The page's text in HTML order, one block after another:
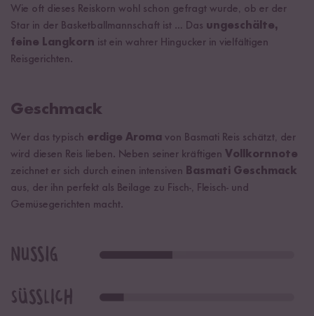
Wie oft dieses Reiskorn wohl schon gefragt wurde, ob er der
Star in der Basketballmannschaft ist … Das ungeschälte,
feine Langkorn ist ein wahrer Hingucker in vielfältigen
Reisgerichten.
Geschmack
Wer das typisch erdige Aroma von Basmati Reis schätzt, der
wird diesen Reis lieben. Neben seiner kräftigen Vollkornnote
zeichnet er sich durch einen intensiven Basmati Geschmack
aus, der ihn perfekt als Beilage zu Fisch-, Fleisch- und
Gemüsegerichten macht.